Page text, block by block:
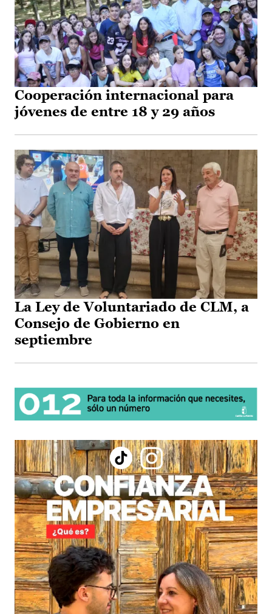
Cooperación internacional para
jóvenes de entre 18 y 29 años
La Ley de Voluntariado de CLM, a
Consejo de Gobierno en
septiembre